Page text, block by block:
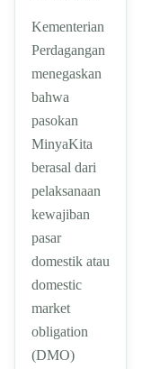
Kementerian
Perdagangan
menegaskan
bahwa
pasokan
MinyaKita
berasal dari
pelaksanaan
kewajiban
pasar
domestik atau
domestic
market
obligation
(DMO)